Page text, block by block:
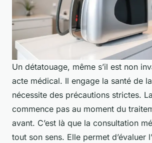
Un détatouage, même s’il est non
acte médical. Il engage la santé de
nécessite des précautions strictes.
commence pas au moment du
avant. C’est là que la consultation
tout son sens. Elle permet d’évaluer